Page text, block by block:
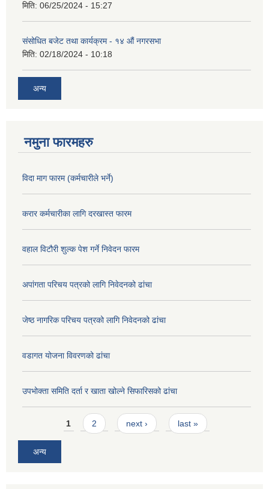
मिति: 06/25/2024 - 15:27
संसोधित बजेट तथा कार्यक्रम - १४ औं नगरसभा
मिति: 02/18/2024 - 10:18
अन्य
नमुना फारमहरु
विदा माग फारम (कर्मचारीले भर्ने)
करार कर्मचारीका लागि दरखास्त फारम
वहाल विटौरी शुल्क पेश गर्ने निवेदन फारम
अपांगता परिचय पत्रको लागि निवेदनको ढांचा
जेष्ठ नागरिक परिचय पत्रको लागि निवेदनको ढांचा
वडागत योजना विवरणको ढांचा
उपभोक्ता समिति दर्ता र खाता खोल्ने सिफारिसको ढांचा
Pages1 2 next › last »
अन्य